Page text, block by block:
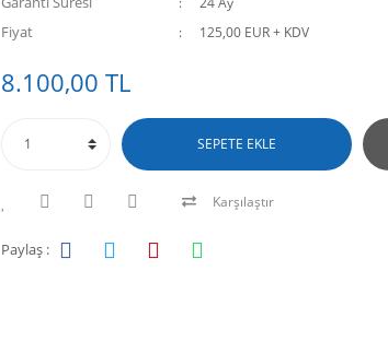
Fiyat 125,00 EUR + KDV
8.100,00 TL
SEPETE EKLE
Karşılaştır
Paylaş :